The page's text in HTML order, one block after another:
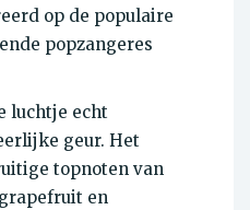
op de populaire
popzangeres
luchtje echt
geur. Het
topnoten van
en